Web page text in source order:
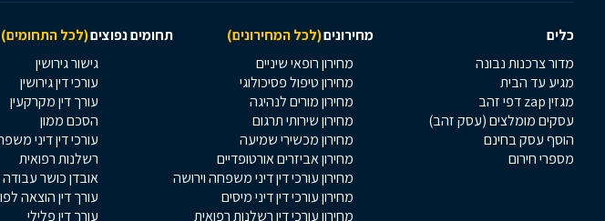
כלים מחירונים(לכל המחירונים) תחומים נפוצים(לכל התחומים)
מדור צרכנות נבונה
מגיע עד הבית
מגזין zap דפי זהב
עסקים מומלצים (עסק זהב)
הוסף עסק בחינם
מספרי חירום
מחירון רופאי שיניים
מחירון טיפול פסיכולוגי
מחירון מורים לנהיגה
מחירון שירותי תרגום
מחירון מכשירי שמיעה
מחירון אביזרים אורטופדיים
מחירון עורכי דין דיני משפחה וירושה
מחירון עורכי דין דיני מיסים
מחירון עורכי דין רשלנות רפואית
גישור גירושין
עורכי דין גירושין
עורך דין מקרקעין
הסכם ממון
עורכי דין דיני
רשלנות רפואית
אובדן כושר עבודה
עורך דין הוצאה
עורך דין פלילי